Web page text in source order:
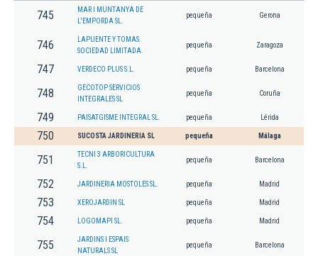
745
MAR I MUNTANYA DE
L'EMPORDA SL.
pequeña Gerona
746
LAPUENTE Y TOMAS
SOCIEDAD LIMITADA.
pequeña Zaragoza
747 VERDECO PLUS S.L. pequeña Barcelona
748
GECOTOP SERVICIOS
INTEGRALES SL
pequeña Coruña
749 PAISATGISME INTEGRAL SL. pequeña Lérida
750 SUCOSTA JARDINERIA SL pequeña Málaga
751
TECNI 3 ARBORICULTURA
S.L.
pequeña Barcelona
752 JARDINERIA MOSTOLES SL. pequeña Madrid
753 XEROJARDIN SL pequeña Madrid
754 LOGOMAPI SL. pequeña Madrid
755
JARDINS I ESPAIS
NATURALS SL
pequeña Barcelona